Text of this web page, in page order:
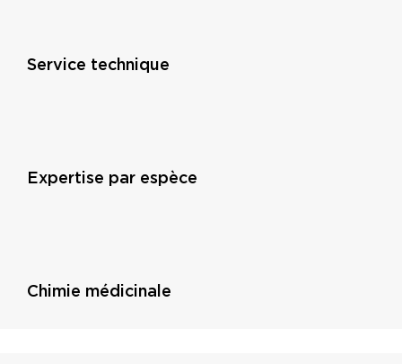
Service technique
Expertise par espèce
Chimie médicinale